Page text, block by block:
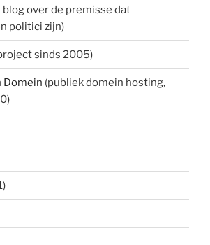
blog over de premisse dat
politici zijn)
sinds 2005)
Domein (publiek domein hosting,